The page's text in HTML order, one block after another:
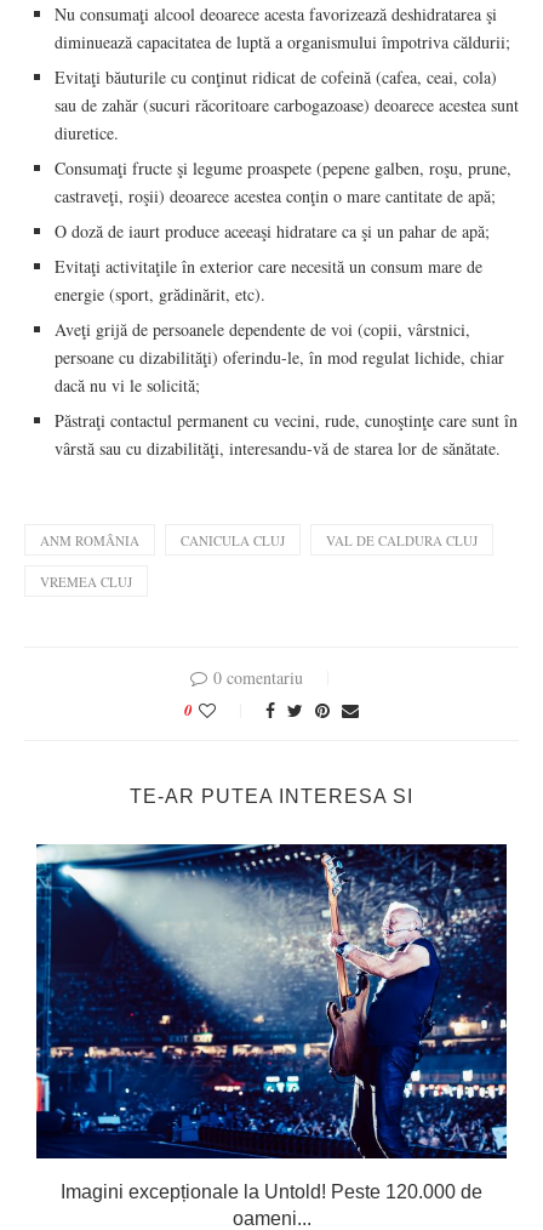
Nu consumaţi alcool deoarece acesta favorizează deshidratarea şi
diminuează capacitatea de luptă a organismului împotriva căldurii;
Evitaţi băuturile cu conţinut ridicat de cofeină (cafea, ceai, cola)
sau de zahăr (sucuri răcoritoare carbogazoase) deoarece acestea sunt
diuretice.
Consumaţi fructe şi legume proaspete (pepene galben, roşu, prune,
castraveţi, roşii) deoarece acestea conţin o mare cantitate de apă;
O doză de iaurt produce aceeaşi hidratare ca şi un pahar de apă;
Evitaţi activitaţile în exterior care necesită un consum mare de
energie (sport, grădinărit, etc).
Aveţi grijă de persoanele dependente de voi (copii, vârstnici,
persoane cu dizabilităţi) oferindu-le, în mod regulat lichide, chiar
dacă nu vi le solicită;
Păstraţi contactul permanent cu vecini, rude, cunoştinţe care sunt în
vârstă sau cu dizabilităţi, interesandu-vă de starea lor de sănătate.
ANM ROMÂNIA CANICULA CLUJ VAL DE CALDURA CLUJ
VREMEA CLUJ
0 comentariu
0
TE-AR PUTEA INTERESA SI
Imagini excepționale la Untold! Peste 120.000 de
oameni...